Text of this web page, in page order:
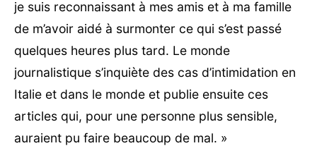
je suis reconnaissant à mes amis et à ma famille
de m’avoir aidé à surmonter ce qui s’est passé
quelques heures plus tard. Le monde
journalistique s’inquiète des cas d’intimidation en
Italie et dans le monde et publie ensuite ces
articles qui, pour une personne plus sensible,
auraient pu faire beaucoup de mal. »